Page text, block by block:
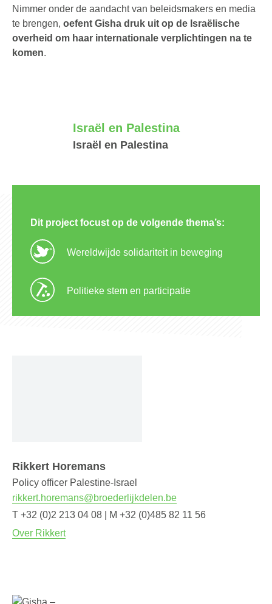
Nimmer onder de aandacht van beleidsmakers en media
te brengen, oefent Gisha druk uit op de Israëlische
overheid om haar internationale verplichtingen na te
komen.
Israël en Palestina
Israël en Palestina
Dit project focust op de volgende thema’s:
Wereldwijde solidariteit in beweging
Politieke stem en participatie
Rikkert Horemans
Policy officer Palestine-Israel
rikkert.horemans@broederlijkdelen.be
T +32 (0)2 213 04 08 | M +32 (0)485 82 11 56
Over Rikkert